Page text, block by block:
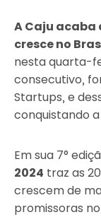
A Caju acaba
cresce no
nesta quarta-
consecutivo,
Startups, e
conquistando
Em sua 7°
2024 traz as
crescem de
promissoras no